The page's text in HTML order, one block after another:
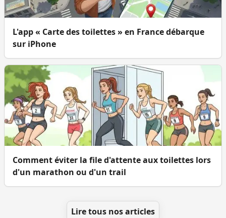
L'app « Carte des toilettes » en France débarque
sur iPhone
Comment éviter la file d'attente aux toilettes lors
d'un marathon ou d'un trail
Lire tous nos articles